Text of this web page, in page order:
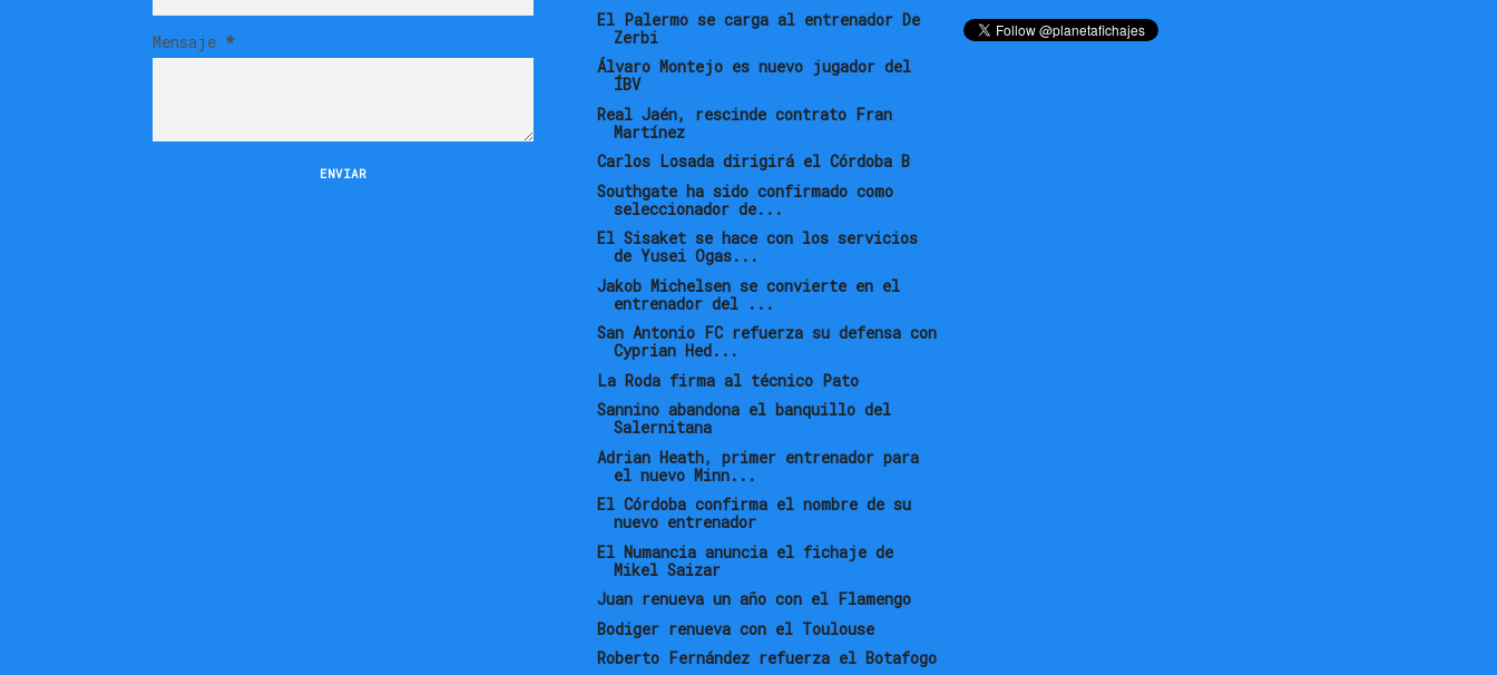
Mensaje *
El Palermo se carga al entrenador De
Zerbi
Álvaro Montejo es nuevo jugador del
ÍBV
Real Jaén, rescinde contrato Fran
Martínez
Carlos Losada dirigirá el Córdoba B
Southgate ha sido confirmado como
seleccionador de...
El Sisaket se hace con los servicios
de Yusei Ogas...
Jakob Michelsen se convierte en el
entrenador del ...
San Antonio FC refuerza su defensa con
Cyprian Hed...
La Roda firma al técnico Pato
Sannino abandona el banquillo del
Salernitana
Adrian Heath, primer entrenador para
el nuevo Minn...
El Córdoba confirma el nombre de su
nuevo entrenador
El Numancia anuncia el fichaje de
Mikel Saizar
Juan renueva un año con el Flamengo
Bodiger renueva con el Toulouse
Roberto Fernández refuerza el Botafogo